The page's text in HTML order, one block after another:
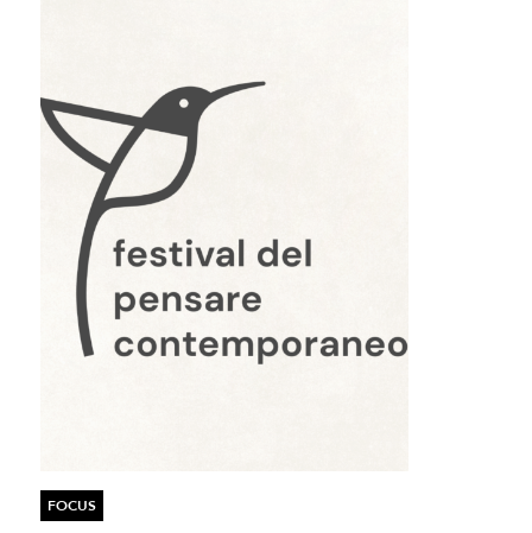
FOCUS